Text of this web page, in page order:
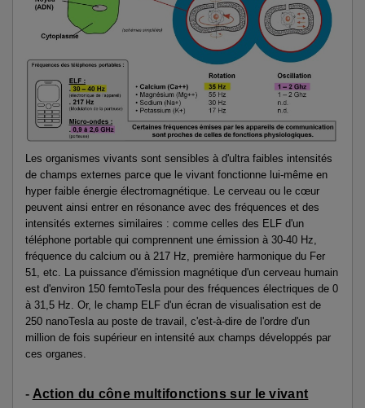
Les organismes vivants sont sensibles à d'ultra faibles intensités
de champs externes parce que le vivant fonctionne lui-même en
hyper faible énergie électromagnétique. Le cerveau ou le cœur
peuvent ainsi entrer en résonance avec des fréquences et des
intensités externes similaires : comme celles des ELF d'un
téléphone portable qui comprennent une émission à 30-40 Hz,
fréquence du calcium ou à 217 Hz, première harmonique du Fer
51, etc. La puissance d'émission magnétique d'un cerveau humain
est d'environ 150 femtoTesla pour des fréquences électriques de 0
à 31,5 Hz. Or, le champ ELF d'un écran de visualisation est de
250 nanoTesla au poste de travail, c'est-à-dire de l'ordre d'un
million de fois supérieur en intensité aux champs développés par
ces organes.
- Action du cône multifonctions sur le vivant